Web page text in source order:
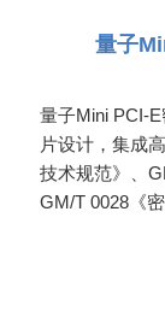
量子
量子Mini PCI-
片设计，集成
技术规范》、
GM/T 0028《